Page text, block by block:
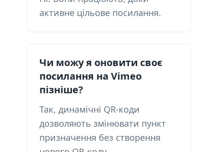
активне цільове посилання.
Чи можу я оновити своє
посилання на Vimeo
пізніше?
Так, динамічні QR-коди
дозволяють змінювати пункт
призначення без створення